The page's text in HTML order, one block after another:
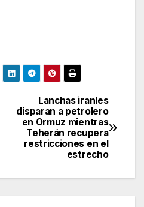
Lanchas iraníes
disparan a petrolero
en Ormuz mientras
Teherán recupera
restricciones en el
estrecho